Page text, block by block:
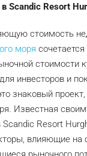
Scandic Resort
стоимость
моря
стоимости
инвесторов и
знаковый
Известная
Resort
влияющие на